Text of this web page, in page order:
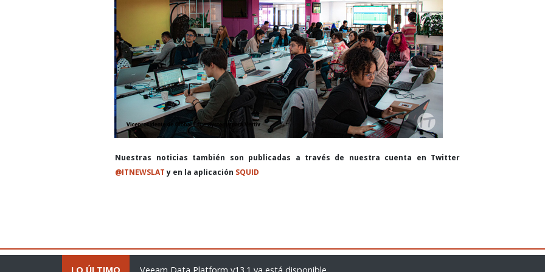
Nuestras noticias también son publicadas a través de nuestra cuenta en Twitter
@ITNEWSLATy en la aplicación SQUID